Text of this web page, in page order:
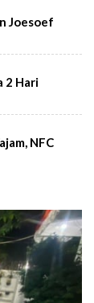
Joesoef
2 Hari
NFC